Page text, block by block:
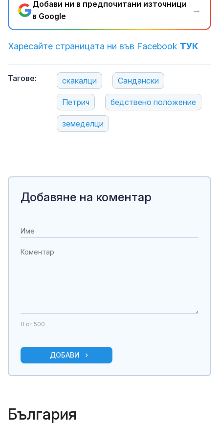
Добави ни в предпочитани източници
в Google
→
Харесайте страницата ни във Facebook ТУК
Тагове: скакалци Сандански
Петрич бедствено положение
земеделци
Добавяне на коментар
0 от 500
ДОБАВИ
България